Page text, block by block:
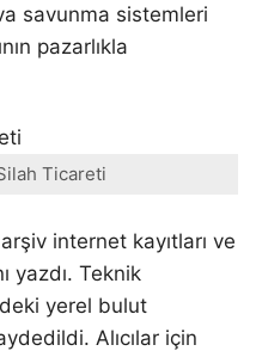
savunma sistemleri
pazarlıkla
Ticareti
internet kayıtları ve
yazdı. Teknik
yerel bulut
Alıcılar için